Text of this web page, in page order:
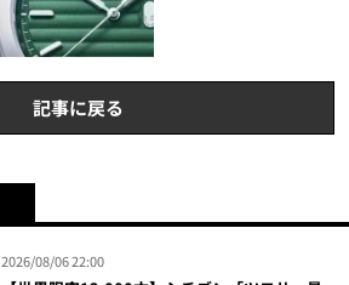
記事に戻る
2026/08/06 22:00